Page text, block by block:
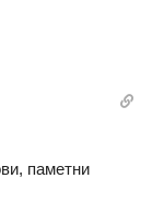
паметни